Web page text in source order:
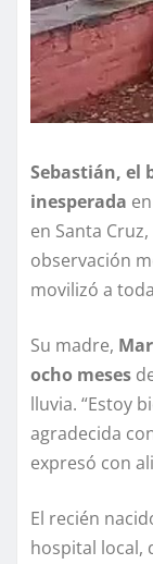
Sebastián, el
inesperada
en Santa
observación
movilizó a
Su madre,
ocho meses
lluvia. “Estoy
agradecida
expresó con
El recién
hospital local,